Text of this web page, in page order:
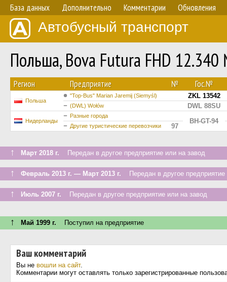
База данных Дополнительно Комментарии Обновления
Автобусный транспорт
Польша, Bova Futura FHD
Регион Предприятие № Гос.№
Польша
"Top-Bus" Marian Jaremij (Siemyśl) ZKL 13542
(DWL) Wołów DWL 88SU
Нидерланды
Разные города
BH-GT-94
Другие туристические перевозчики 97
↑ Март 2018 г. Передан в другое предприятие или на завод
↑ Февраль 2013 г. — Март 2013 г. Передан в другое предприятие
↑ Июль 2007 г. Передан в другое предприятие или на завод
↑ Май 1999 г. Поступил на предприятие
Ваш комментарий
Вы не вошли на сайт.
Комментарии могут оставлять только зарегистрированные